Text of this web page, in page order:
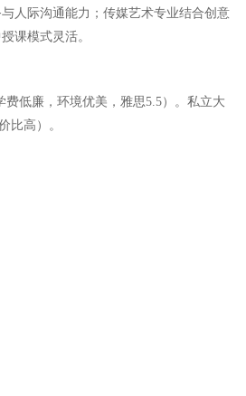
人际沟通能力；传媒艺术专业结合创意
课模式灵活。
低廉，环境优美，雅思5.5）。私立大
比高）。